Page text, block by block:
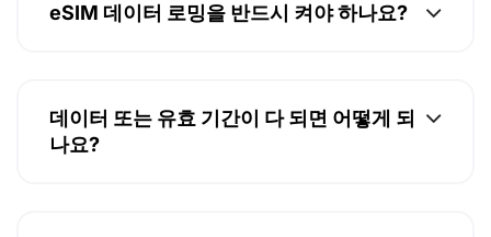
eSIM 데이터 로밍을 반드시 켜야 하나요?
데이터 또는 유효 기간이 다 되면 어떻게 되
나요?